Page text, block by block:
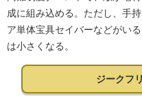
成に組み込める。ただし、手
ア単体宝具セイバーなどがい
は小さくなる。
ジークフ